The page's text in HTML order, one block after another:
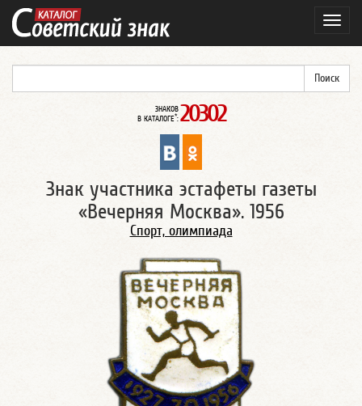
ЗНАКОВ
В КАТАЛОГЕ*: 20302
Знак участника эстафеты газеты
«Вечерняя Москва». 1956
Спорт, олимпиада